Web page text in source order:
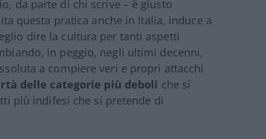
da parte di chi scrive – è giusto
questa pratica anche in Italia, induce a
dire la cultura per tanti aspetti
in peggio, negli ultimi decenni,
a compiere veri e propri attacchi
delle categorie più deboli che si
più indifesi che si pretende di